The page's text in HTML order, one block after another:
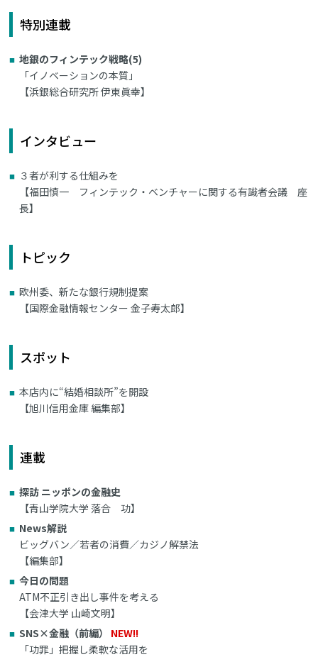
特別連載
地銀のフィンテック戦略(5)
「イノベーションの本質」
【浜銀総合研究所 伊東眞幸】
インタビュー
３者が利する仕組みを
【福田慎一 フィンテック・ベンチャーに関する有識者会議 座
長】
トピック
欧州委、新たな銀行規制提案
【国際金融情報センター 金子寿太郎】
スポット
本店内に“結婚相談所”を開設
【旭川信用金庫 編集部】
連載
探訪 ニッポンの金融史
【青山学院大学 落合 功】
News解説
ビッグバン／若者の消費／カジノ解禁法
【編集部】
今日の問題
ATM不正引き出し事件を考える
【会津大学 山崎文明】
SNS×金融（前編） NEW!!
「功罪」把握し柔軟な活用を